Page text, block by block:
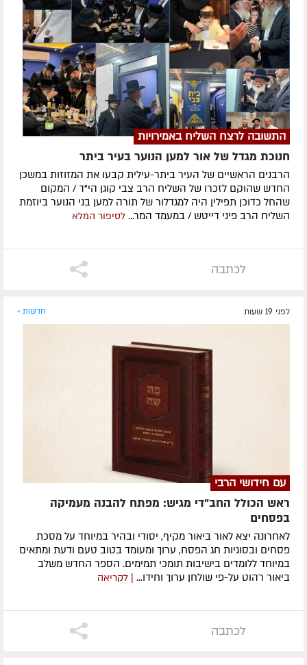
התשובה לרצח השליח באמירויות
חנוכת מגדל של אור למען הנוער בעיר ביתר
הרבנים הראשיים של העיר ביתר-עילית קבעו את המזוזות במשכן
החדש שהוקם לזכרו של השליח הרב צבי קוגן הי"ד / המקום
שהחל כדוכן תפילין היה למגדלור של תורה למען בני הנוער ביוזמת
השליח הרב פיני דייטש / במעמד המר... לסיפור המלא
לכתבה
לפני 19 שעות חדשות »
עם חידושי הרבי
ראש הכולל החב"די מגיש: מפתח להבנה מעמיקה
בפסחים
לאחרונה ​יצא לאור ביאור מקיף, יסודי ובהיר במיוחד על מסכת
פסחים ובסוגיות חג הפסח, ערוך ומעומד בטוב טעם ודעת ומתאים
במיוחד ללומדים בישיבות תומכי תמימים. ​הספר החדש משלב
ביאור רהוט על-פי שולחן ערוך וחידו...
| לקריאה
לכתבה